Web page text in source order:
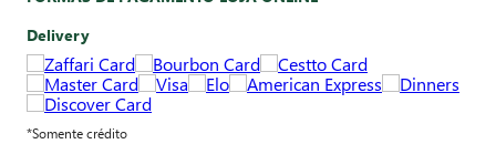
Delivery
*Somente crédito